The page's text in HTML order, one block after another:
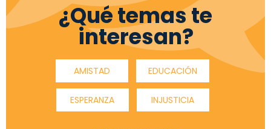
¿Qué temas te
interesan?
AMISTAD EDUCACIÓN
ESPERANZA INJUSTICIA